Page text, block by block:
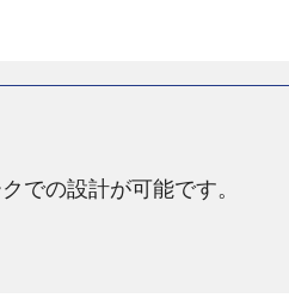
での設計が可能です。